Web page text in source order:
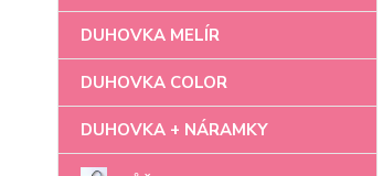
DUHOVKA MELÍR
DUHOVKA COLOR
DUHOVKA + NÁRAMKY